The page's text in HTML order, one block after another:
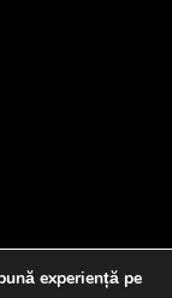
experiență pe